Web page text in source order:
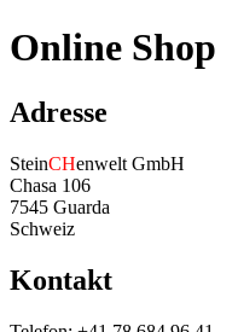
Online Shop
Adresse
SteinCHenwelt GmbH
Chasa 106
7545 Guarda
Schweiz
Kontakt